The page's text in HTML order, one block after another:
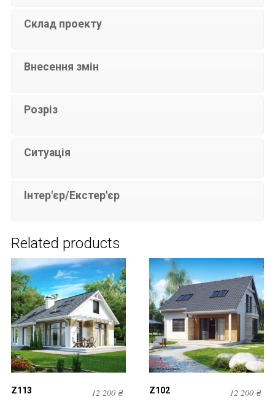
Склад проекту
Внесення змін
Розріз
Ситуація
Інтер'єр/Екстер'єр
Related products
Z113 12 200₴ Z102 12 200 ₴